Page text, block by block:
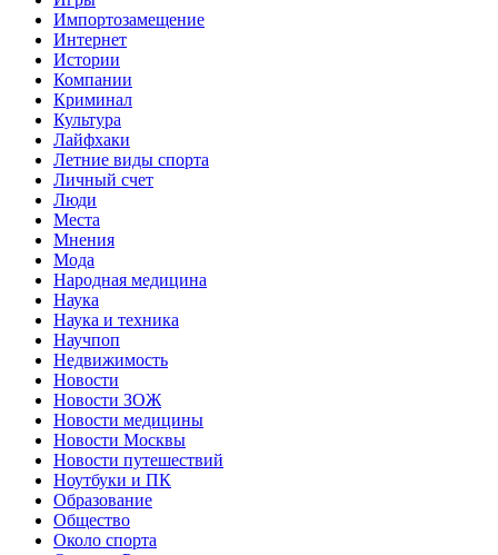
Импортозамещение
Интернет
Истории
Компании
Криминал
Культура
Лайфхаки
Летние виды спорта
Личный счет
Люди
Места
Мнения
Мода
Народная медицина
Наука
Наука и техника
Научпоп
Недвижимость
Новости
Новости ЗОЖ
Новости медицины
Новости Москвы
Новости путешествий
Ноутбуки и ПК
Образование
Общество
Около спорта